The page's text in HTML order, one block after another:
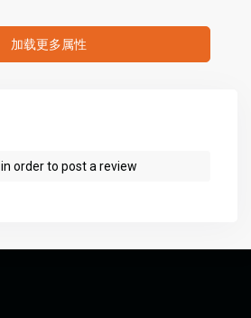
in order to post a review